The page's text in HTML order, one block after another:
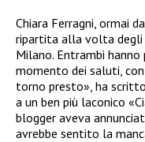
Chiara Ferragni, ormai
ripartita alla volta degli
Milano. Entrambi
momento dei saluti,
torno presto», ha
a un ben più laconico
blogger aveva
avrebbe sentito la